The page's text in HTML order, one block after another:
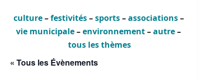
culture–festivités–sports–associations–
vie municipale–environnement–autre–
tous les thèmes
« Tous les Évènements